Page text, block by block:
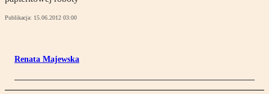
Publikacja: 15.06.2012 03:00
Renata Majewska